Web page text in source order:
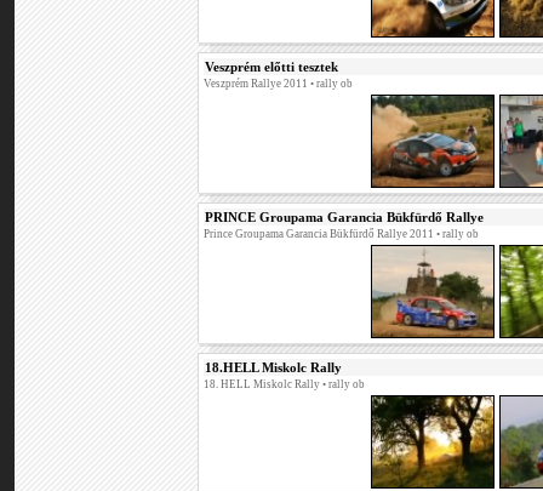
Veszprém előtti tesztek
Veszprém Rallye 2011 • rally ob
PRINCE Groupama Garancia Bükfürdő Rallye
Prince Groupama Garancia Bükfürdő Rallye 2011 • rally ob
18.HELL Miskolc Rally
18. HELL Miskolc Rally • rally ob